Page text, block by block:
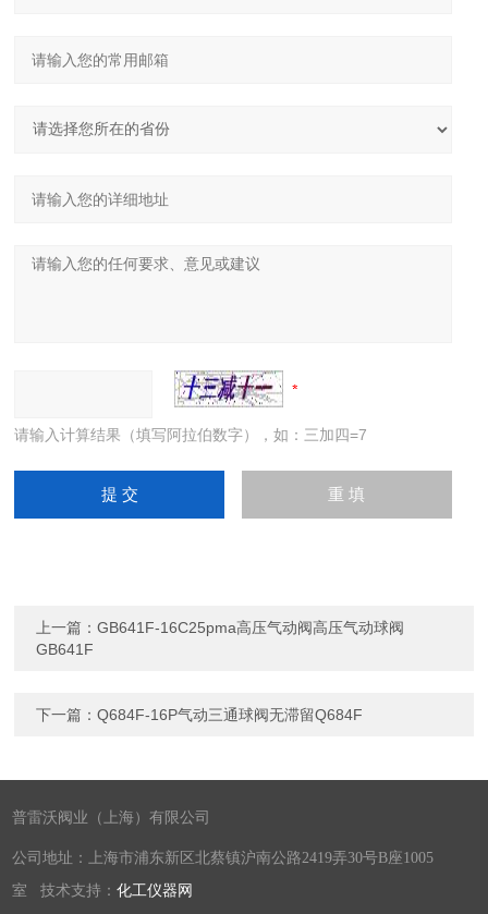
请输入计算结果（填写阿拉伯数字），如：三加四=7
上一篇：GB641F-16C25pma高压气动阀高压气动球阀
GB641F
下一篇：Q684F-16P气动三通球阀无滞留Q684F
普雷沃阀业（上海）有限公司
公司地址：上海市浦东新区北蔡镇沪南公路2419弄30号B座1005
室 技术支持：化工仪器网